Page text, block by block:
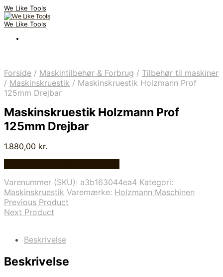
We Like Tools
We Like Tools
Forside / Maskintilbehør & Forbrug / Tilbehør til maskiner
/ Maskinskruestik / Maskinskruestik Holzmann Prof
125mm Drejbar
Maskinskruestik Holzmann Prof
125mm Drejbar
1.880,00 kr.
Varenummer (SKU): a3b163044ea4 Kategori:
Maskinskruestik Varemærke: Holzmann Maschinen
Previous Product
Next Product
Beskrivelse
Beskrivelse